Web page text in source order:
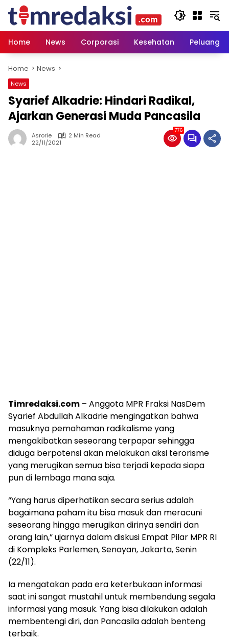
content
Home
News Corporasi Kesehatan Peluang
Home News
News
Syarief Alkadrie: Hindari Radikal,
Ajarkan Generasi Muda Pancasila
Asrorie
2 Min Read
22/11/2021
776
Timredaksi.com – Anggota MPR Fraksi NasDem
Syarief Abdullah Alkadrie mengingatkan bahwa
masuknya pemahaman radikalisme yang
mengakibatkan seseorang terpapar sehingga
diduga berpotensi akan melakukan aksi terorisme
yang merugikan semua bisa terjadi kepada siapa
pun di lembaga mana saja.
“Yang harus diperhatikan secara serius adalah
bagaimana paham itu bisa masuk dan meracuni
seseorang hingga merugikan dirinya sendiri dan
orang lain,” ujarnya dalam diskusi Empat Pilar MPR RI
di Kompleks Parlemen, Senayan, Jakarta, Senin
(22/11).
Ia mengatakan pada era keterbukaan informasi
saat ini sangat mustahil untuk membendung segala
informasi yang masuk. Yang bisa dilakukan adalah
membentengi diri, dan Pancasila adalah benteng
terbaik.